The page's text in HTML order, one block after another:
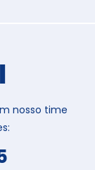
nosso time